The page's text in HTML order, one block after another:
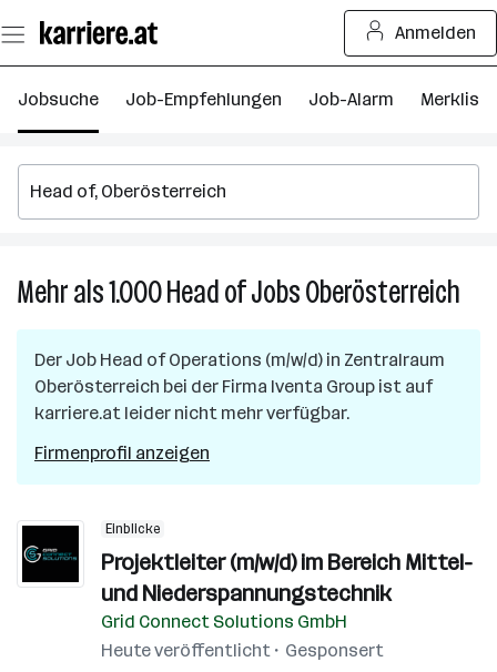
Seiteninhalt
springen
Anmelden
Jobsuche Job-Empfehlungen Job-Alarm Merkliste
Mehr als 1.000Head ofJobsOberösterreich
Der Job Head of Operations (m/w/d) in Zentralraum
Oberösterreich bei der Firma Iventa Group ist auf
karriere.at leider nicht mehr verfügbar.
Firmenprofil anzeigen
Einblicke
Projektleiter (m/w/d) im Bereich Mittel-
und Niederspannungstechnik
Grid Connect Solutions GmbH
Heute veröffentlicht
Gesponsert